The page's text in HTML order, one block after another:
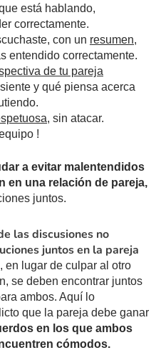
está hablando,
correctamente.
con un resumen,
entendido correctamente.
de tu pareja
y qué piensa acerca
, sin atacar.
!
a evitar malentendidos
en una relación de pareja,
juntos.
las discusiones no
juntos en la pareja
, en lugar de culpar al otro
se deben encontrar juntos
ambos. Aquí lo
que la pareja debe ganar
en los que ambos
cómodos.